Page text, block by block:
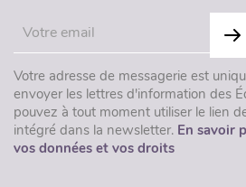
Votre adresse de messagerie est
envoyer les lettres d'information des
pouvez à tout moment utiliser le lien
intégré dans la newsletter. En savoir
vos données et vos droits